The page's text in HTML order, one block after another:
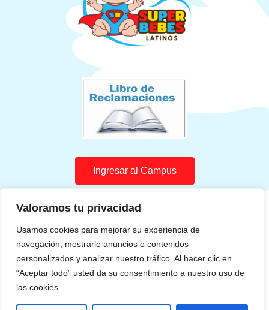
Valoramos tu privacidad
Usamos cookies para mejorar su experiencia de
navegación, mostrarle anuncios o contenidos
personalizados y analizar nuestro tráfico. Al hacer clic en
“Aceptar todo” usted da su consentimiento a nuestro uso de
las cookies.
Ingresar al Campus
© 2026Súper Bebés Latinos
Todos los Derechos Reservados – Create byTWSP
Términos y Condiciones
Política de Privacidad